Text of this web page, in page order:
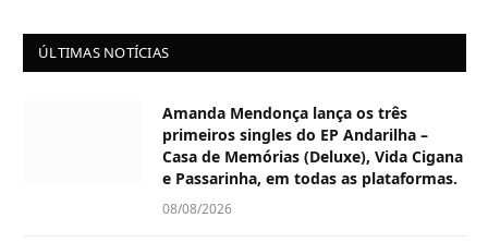
ÚLTIMAS NOTÍCIAS
Amanda Mendonça lança os três
primeiros singles do EP Andarilha –
Casa de Memórias (Deluxe), Vida Cigana
e Passarinha, em todas as plataformas.
08/08/2026